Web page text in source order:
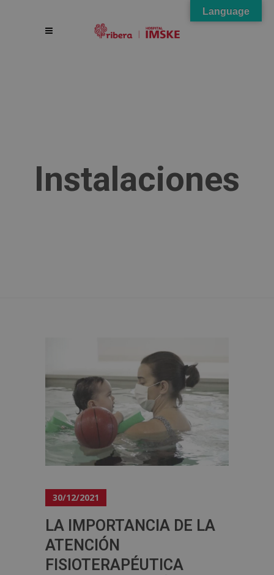
Instalaciones
30/12/2021
LA IMPORTANCIA DE LA
ATENCIÓN
FISIOTERAPÉUTICA
Language